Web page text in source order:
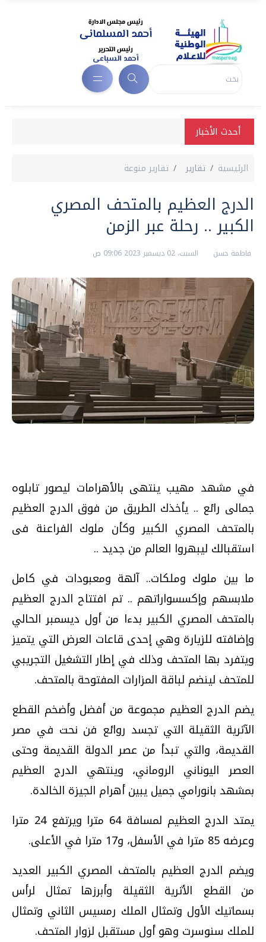
أحدث الأخبار
الرئيسية تقارير تقارير منوعة
الدرج العظيم بالمتحف المصري
الكبير .. رحلة عبر الزمن
فاطمة حسن السبت، 02 ديسمبر 2023 09:06 ص
في مشهد مهيب ينتهى بالأهرامات ليصور تابلوه
جمالى رائع .. يأخذك الطريق من فوق الدرج العظيم
بالمتحف المصري الكبير وكأن ملوك الفراعنة فى
استقبالك ليبهروا العالم من جديد ..
ما بين ملوك وملكات.. آلهة ومعبودات في كامل
ملابسهم وإكسسواراتهم .. تم افتتاح الدرج العظيم
بالمتحف المصري الكبير بدءا من أول ديسمبر الحالي
وإضافته للزيارة وهي إحدى قاعات العرض التي يتميز
ويتفرد بها المتحف وذلك في إطار التشغيل التجريبي
للمتحف لينضم لباقة المزارات المفتوحة بالمتحف.
يضم الدرج العظيم مجموعة من أفضل وأضخم القطع
الآثرية الثقيلة التي تجسد روائع فن نحت في مصر
القديمة، والتي تبدأ من عصر الدولة القديمة وحتى
العصر اليوناني الروماني، وينتهي الدرج العظيم
بمشهد بانورامي جميل يبين أهرام الجيزة الخالدة.
يمتد الدرج العظيم لمسافة 64 مترا ويرتفع 24 مترا
وعرضه 85 مترا في الأسفل، و17 مترا في الأعلى.
ويضم الدرج العظيم بالمتحف المصري الكبير العديد
من القطع الأثرية الثقيلة وأبرزها تمثال لرأس
بسماتيك الأول وتمثال الملك رمسيس الثاني وتمثال
للملك سنوسرت وهو أول مستقبل لزوار المتحف.